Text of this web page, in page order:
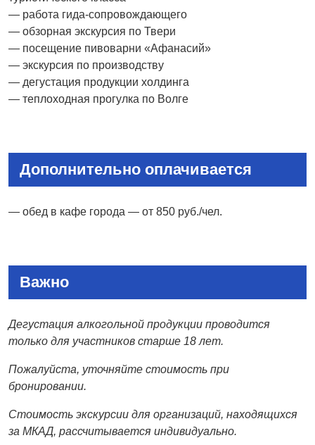
— работа гида-сопровождающего
— обзорная экскурсия по Твери
— посещение пивоварни «Афанасий»
— экскурсия по производству
— дегустация продукции холдинга
— теплоходная прогулка по Волге
Дополнительно оплачивается
— обед в кафе города — от 850 руб./чел.
Важно
Дегустация алкогольной продукции проводится
только для участников старше 18 лет.
Пожалуйста, уточняйте стоимость при
бронировании.
Стоимость экскурсии для организаций, находящихся
за МКАД, рассчитывается индивидуально.